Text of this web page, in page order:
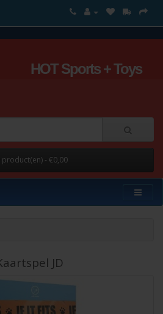
HOT Sports + Toys
product(en) - €0,00
JD